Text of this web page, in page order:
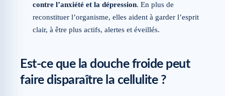
contre l’anxiété et la dépression. En plus de
reconstituer l’organisme, elles aident à garder l’esprit
clair, à être plus actifs, alertes et éveillés.
Est-ce que la douche froide peut
faire disparaître la cellulite ?